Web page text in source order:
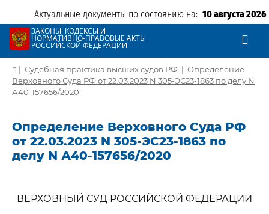
Актуальные документы по состоянию на: 10 августа 2026
ЗАКОНЫ, КОДЕКСЫ И
НОРМАТИВНО-ПРАВОВЫЕ АКТЫ
РОССИЙСКОЙ ФЕДЕРАЦИИ
| Судебная практика высших судов РФ | Определение
Верховного Суда РФ от 22.03.2023 N 305-ЭС23-1863 по делу N
А40-157656/2020
Определение Верховного Суда РФ
от 22.03.2023 N 305-ЭС23-1863 по
делу N А40-157656/2020
ВЕРХОВНЫЙ СУД РОССИЙСКОЙ ФЕДЕРАЦИИ